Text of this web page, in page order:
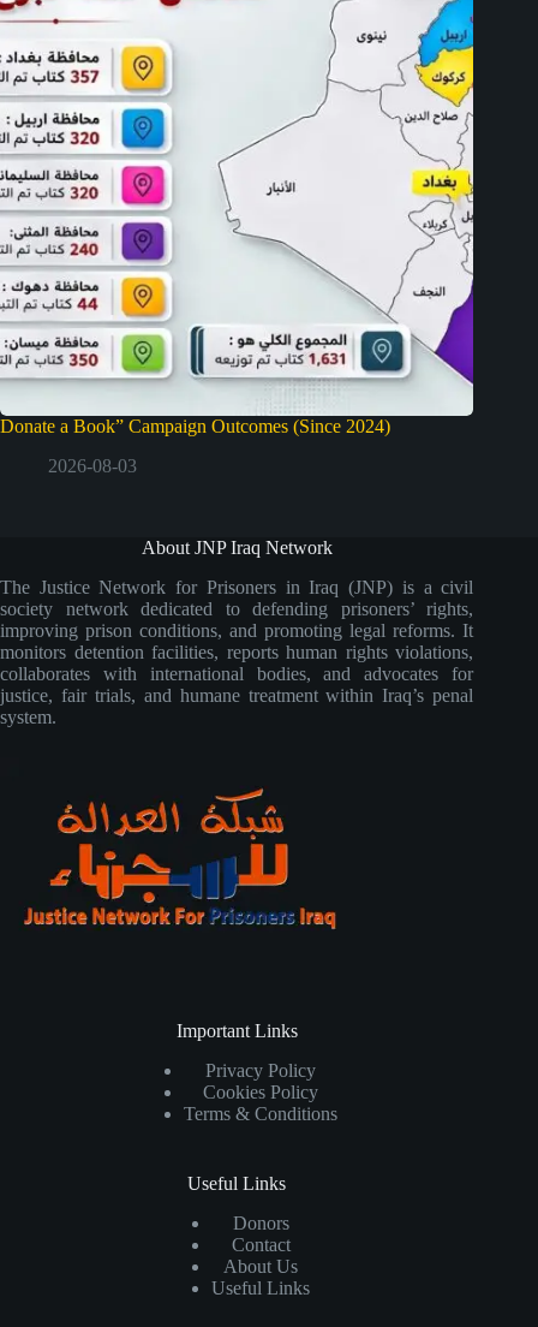
Donate a Book” Campaign Outcomes (Since 2024)
2026-08-03
About JNP Iraq Network
The Justice Network for Prisoners in Iraq (JNP) is a civil
society network dedicated to defending prisoners’ rights,
improving prison conditions, and promoting legal reforms. It
monitors detention facilities, reports human rights violations,
collaborates with international bodies, and advocates for
justice, fair trials, and humane treatment within Iraq’s penal
system.
Important Links
Privacy Policy
Cookies Policy
Terms & Conditions
Useful Links
Donors
Contact
About Us
Useful Links